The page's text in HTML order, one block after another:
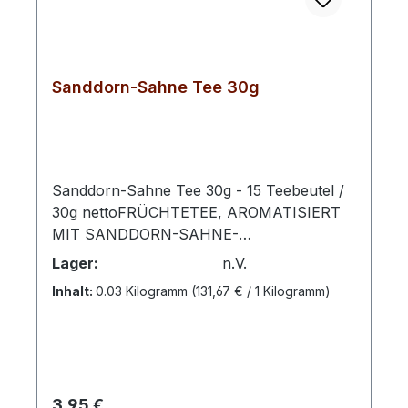
Sanddorn-Sahne Tee 30g
Sanddorn-Sahne Tee 30g - 15 Teebeutel /
30g nettoFRÜCHTETEE, AROMATISIERT
MIT SANDDORN-SAHNE-
GESCHMACKZubereitung: Pro Tasse 1
Aufgussbeutel mit kochendem Wasser
übergießen und 5 -10 Minuten ziehen
Lager: n.V.
Inhalt: 0.03 Kilogramm (131,67 € / 1 Kilogramm)
Regulärer Preis: